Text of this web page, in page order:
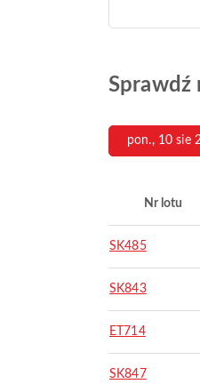
Sprawdź
pon., 10 sie
Nr lotu
SK485
SK843
ET714
SK847